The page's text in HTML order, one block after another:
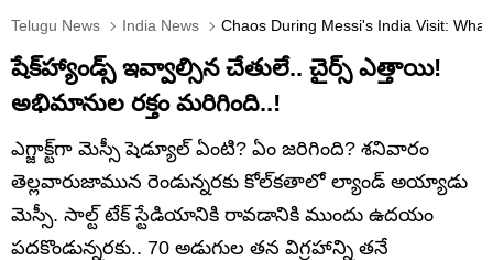
Telugu News India News Chaos During Messi's India Visit:
షేక్‌హ్యాండ్స్ ఇవ్వాల్సిన చేతులే.. చైర్స్ ఎత్తాయి!
అభిమానుల రక్తం మరిగింది..!
ఎగ్జాక్ట్‌గా మెస్సీ షెడ్యూల్ ఏంటి? ఏం జరిగింది? శనివారం
తెల్లవారుజామున రెండున్నరకు కోల్‌కతాలో ల్యాండ్ అయ్యాడు
మెస్సీ. సాల్ట్ టేక్ స్టేడియానికి రావడానికి ముందు ఉదయం
పదకొండున్నరకు.. 70 అడుగుల తన విగ్రహాన్ని తనే